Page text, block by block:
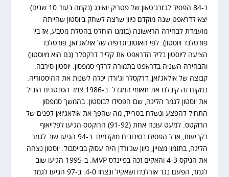
ב-84 הפסיד לג'ורג'טאון של פטריק יואינג (נקמה בעוד 10 שנים).
יצא לדראפט שנה מוקדם כיוון שרצה לשחק ביוסטון שהייתה
מועמדת לבחירה הראשונה (בזמנו הוחלט בהטלת מטבע, אז בין
פורטלנד ויוסטון). לפי האוטוביוגרפיה של אולאג'ואן, פורטלנד
הציעה ליוסטון בליל הדראפט את קלייד דרקסלר (גם הוא מיוסטון)
והבחירה השניה בדראפט בתמורה לרלף סמפסון. יוסטון סירבה.
קבוצה של אולאג'ואן, דרקסלר וג'ורדן יכלה לשנות את ההיסטוריה.
במקום זה קיבלנו את תאומי המגדל. ב-1986 צמד הסנטרים הוביל
את יוסטון לגמר הליגה, שם הפסידו לבוסטון. בהמשך סמפסון
התחיל להפצע ונשלח בטרייד, מה שהפך את אולאג'ואן לפנים של
הרוקטס. למעט עונה אחת (91-92) הרוקטס הגיעו לפלייאוף
בקביעות, אבל הפסידו בסיבובים מוקדמים. ב-94 הגיעו שוב לגמר
הליגה, בתזמון מצויין, כיוון שג'ורדן היה עסוק בבייסבול. יוסטון נצחה
את הניקס 4-3 והאקים זכה בפיינלס MVP. ב-1995 הגיעו שוב
לגמר, הפעם נגד אורלנדו ושאקיל ונצחו 4-0. ב-97 הגיעו לגמר